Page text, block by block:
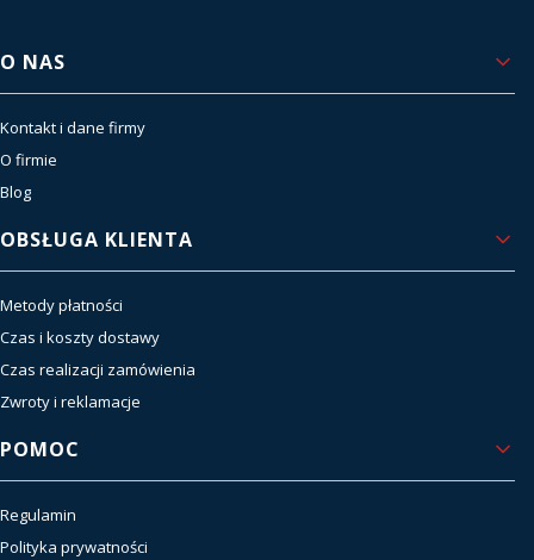
Linki w stopce
O NAS
Kontakt i dane firmy
O firmie
Blog
OBSŁUGA KLIENTA
Metody płatności
Czas i koszty dostawy
Czas realizacji zamówienia
Zwroty i reklamacje
POMOC
Regulamin
Polityka prywatności